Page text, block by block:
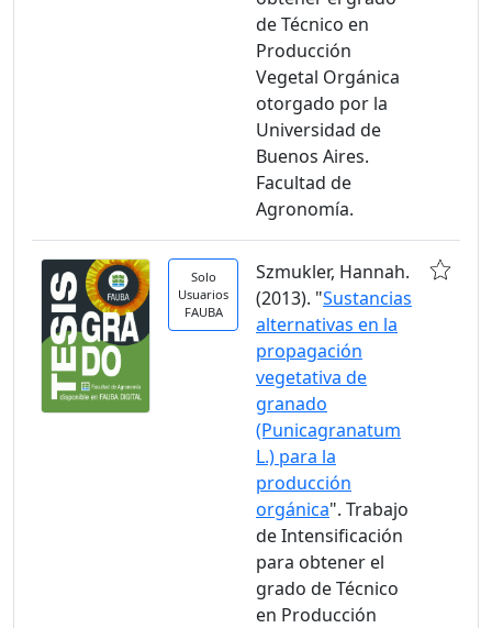
de Técnico en
Producción
Vegetal Orgánica
otorgado por la
Universidad de
Buenos Aires.
Facultad de
Agronomía.
Solo
Usuarios
FAUBA
Szmukler, Hannah.
(2013). "Sustancias
alternativas en la
propagación
vegetativa de
granado
(Punicagranatum
L.) para la
producción
orgánica". Trabajo
de Intensificación
para obtener el
grado de Técnico
en Producción